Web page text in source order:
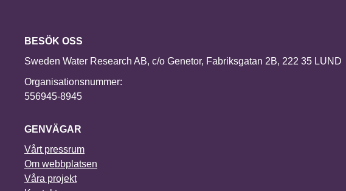
BESÖK OSS
Sweden Water Research AB, c/o Genetor, Fabriksgatan 2B, 222 35 LUND
Organisationsnummer:
556945-8945
GENVÄGAR
Vårt pressrum
Om webbplatsen
Våra projekt